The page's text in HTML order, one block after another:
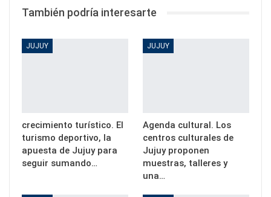
También podría interesarte
JUJUY
crecimiento turístico. El
turismo deportivo, la
apuesta de Jujuy para
seguir sumando…
JUJUY
Agenda cultural. Los
centros culturales de
Jujuy proponen
muestras, talleres y
una…